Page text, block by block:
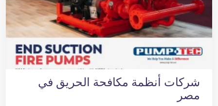
شركات أنظمة مكافحة الحريق في
مصر